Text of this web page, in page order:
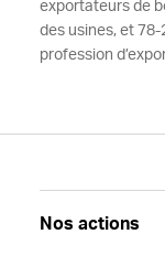
exportateurs de
des usines, et
profession
Nos actions